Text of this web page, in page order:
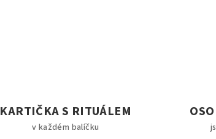
KARTIČKA S RITUÁLEM
v každém balíčku